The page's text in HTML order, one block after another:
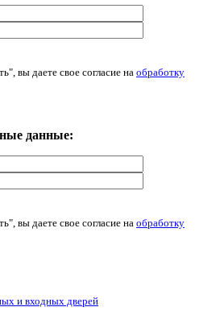
вы даете свое согласие на обработку
данные:
вы даете свое согласие на обработку
и входных дверей